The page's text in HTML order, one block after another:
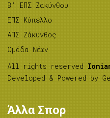
B’ ΕΠΣ Ζακύνθου
ΕΠΣ Κύπελλο
ΑΠΣ Ζάκυνθος
Ομάδα Νέων
All rights reserved
Developed & Powered by
Άλλα Σπορ